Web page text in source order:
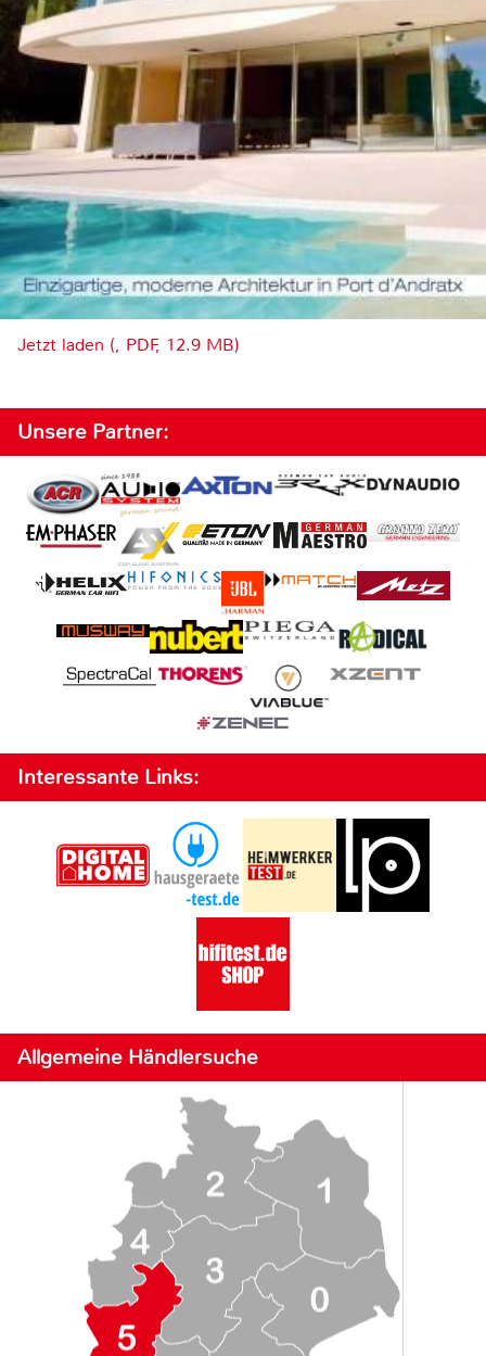
Jetzt laden (, PDF, 12.9 MB)
Unsere Partner:
Interessante Links:
Allgemeine Händlersuche